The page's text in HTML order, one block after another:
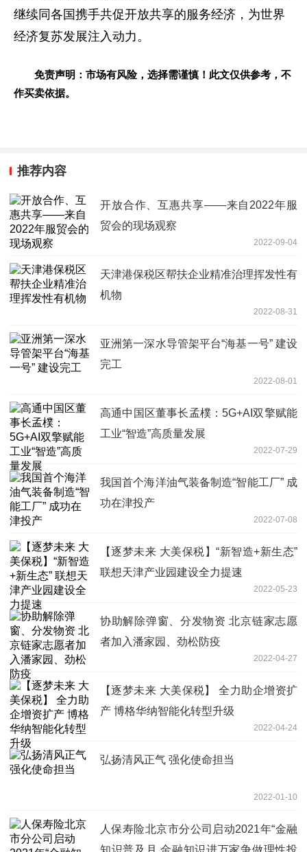
继续同各国携手共促开放共享的服务经济，为世界
经济复苏发展注入动力。
免责声明：市场有风险，选择需谨慎！此文仅供参考，不
作买卖依据。
推荐内容
开放合作、互惠共享——来自2022年服
贸会的现场观察
2022-09-04
天津港保税区帮扶企业精准治理挥发性有
机物
2022-08-31
亚洲第一深水导管架平台“海基一号” 建设
完工
2022-08-01
高通中国区董事长孟樸：5G+AI双擎赋能
工业“智造”高质量发展
2022-07-29
我国首个海洋油气装备制造“智能工厂” 成
功在津投产
2022-07-08
【逐梦未来 大美保税】“新智造+新生态”
联想天津产业园建设全力提速
2022-05-23
协助解除弹窗、分发物资 北京链家志愿
者加入潘家园、劲松防疫
2022-04-27
【逐梦未来 大美保税】 全力助企增资扩
产 博格华纳智能化转型升级
2022-04-24
弘扬清风正气 强化使命担当
2022-01-10
人保寿险北京市分公司启动2021年“金融
知识普及月 金融知识进万家争做理性投